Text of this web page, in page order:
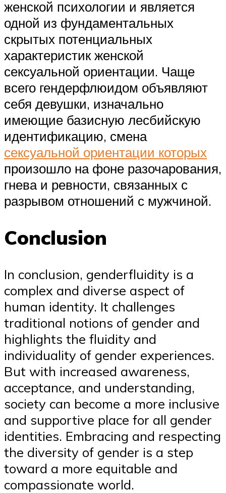
женской психологии и является
одной из фундаментальных
скрытых потенциальных
характеристик женской
сексуальной ориентации. Чаще
всего гендерфлюидом объявляют
себя девушки, изначально
имеющие базисную лесбийскую
идентификацию, смена
сексуальной ориентации которых
произошло на фоне разочарования,
гнева и ревности, связанных с
разрывом отношений с мужчиной.
Conclusion
In conclusion, genderfluidity is a
complex and diverse aspect of
human identity. It challenges
traditional notions of gender and
highlights the fluidity and
individuality of gender experiences.
But with increased awareness,
acceptance, and understanding,
society can become a more inclusive
and supportive place for all gender
identities. Embracing and respecting
the diversity of gender is a step
toward a more equitable and
compassionate world.